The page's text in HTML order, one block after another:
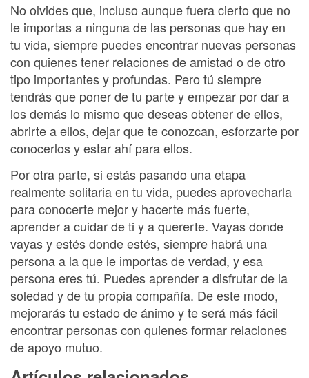
No olvides que, incluso aunque fuera cierto que no
le importas a ninguna de las personas que hay en
tu vida, siempre puedes encontrar nuevas personas
con quienes tener relaciones de amistad o de otro
tipo importantes y profundas. Pero tú siempre
tendrás que poner de tu parte y empezar por dar a
los demás lo mismo que deseas obtener de ellos,
abrirte a ellos, dejar que te conozcan, esforzarte por
conocerlos y estar ahí para ellos.
Por otra parte, si estás pasando una etapa
realmente solitaria en tu vida, puedes aprovecharla
para conocerte mejor y hacerte más fuerte,
aprender a cuidar de ti y a quererte. Vayas donde
vayas y estés donde estés, siempre habrá una
persona a la que le importas de verdad, y esa
persona eres tú. Puedes aprender a disfrutar de la
soledad y de tu propia compañía. De este modo,
mejorarás tu estado de ánimo y te será más fácil
encontrar personas con quienes formar relaciones
de apoyo mutuo.